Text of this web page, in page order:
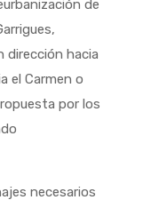
de
dirección hacia
el Carmen o
por los
necesarios